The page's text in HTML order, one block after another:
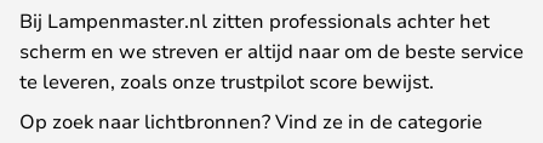
Bij Lampenmaster.nl zitten professionals achter het
scherm en we streven er altijd naar om de beste service
te leveren, zoals onze trustpilot score bewijst.
Op zoek naar lichtbronnen? Vind ze in de categorie